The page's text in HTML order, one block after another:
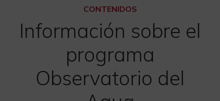
CONTENIDOS
Información sobre el
programa
Observatorio del